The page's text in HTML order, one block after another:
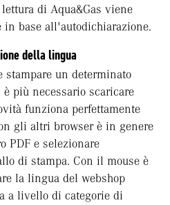
di Aqua&Gas viene
base all'autodichiarazione.
della lingua
un determinato
più necessario scaricare
funziona perfettamente
gli altri browser è in genere
PDF e selezionare
di stampa. Con il mouse è
la lingua del webshop
a livello di categorie di